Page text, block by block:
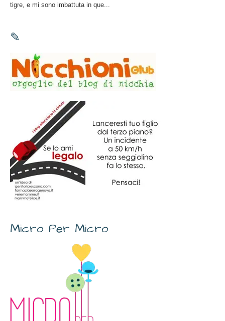
tigre, e mi sono imbattuta in que...
✎
Micro Per Micro